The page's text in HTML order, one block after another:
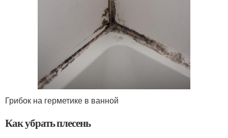
Грибок на герметике в ванной
Как убрать плесень